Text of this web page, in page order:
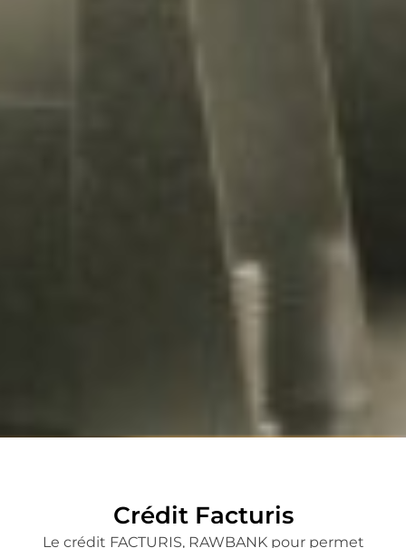
Crédit Facturis
Le crédit FACTURIS, RAWBANK pour permet